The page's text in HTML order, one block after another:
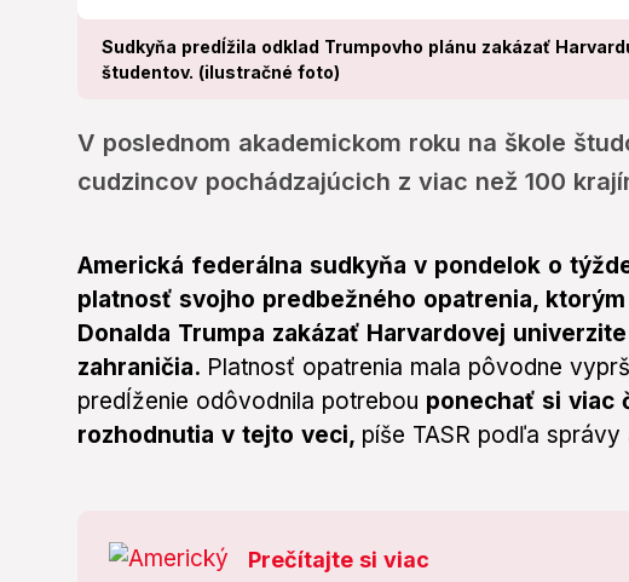
Sudkyňa predĺžila odklad Trumpovho plánu zakázať
študentov. (ilustračné foto)
V poslednom akademickom roku na škole
cudzincov pochádzajúcich z viac než 100
Americká federálna sudkyňa v pondelok o
platnosť svojho predbežného opatrenia,
Donalda Trumpa zakázať Harvardovej
zahraničia. Platnosť opatrenia mala pôvodne
predĺženie odôvodnila potrebou ponechať si viac
rozhodnutia v tejto veci, píše TASR podľa správy
Prečítajte si viac